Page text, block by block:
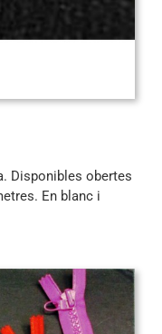
Disponibles obertes
En blanc i